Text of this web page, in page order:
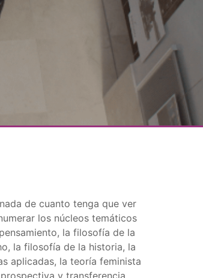
de cuanto tenga que ver
los núcleos temáticos
la filosofía de la
la filosofía de la historia, la
aplicadas, la teoría feminista
y transferencia